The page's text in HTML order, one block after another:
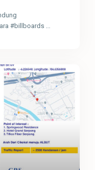
#billboards